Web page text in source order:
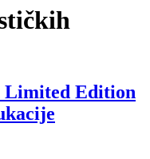
Limited Edition